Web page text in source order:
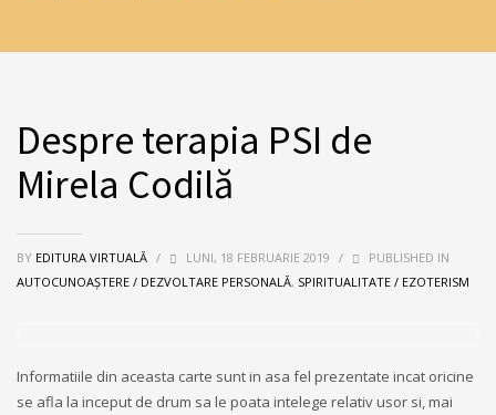
Despre terapia PSI de
Mirela Codilă
BY EDITURA VIRTUALĂ / LUNI, 18 FEBRUARIE 2019 /
PUBLISHED IN
AUTOCUNOAŞTERE / DEZVOLTARE PERSONALĂ, SPIRITUALITATE / EZOTERISM
Informatiile din aceasta carte sunt in asa fel prezentate incat oricine
se afla la inceput de drum sa le poata intelege relativ usor si, mai